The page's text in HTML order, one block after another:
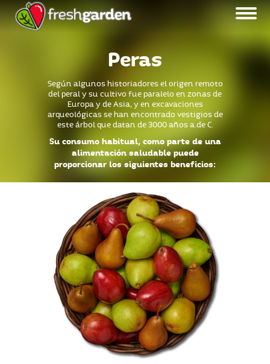
Peras
Según algunos historiadores el origen remoto
del peral y su cultivo fue paralelo en zonas de
Europa y de Asia, y en excavaciones
arqueológicas se han encontrado vestigios de
este árbol que datan de 3000 años a.de C.
Su consumo habitual, como parte de una
alimentación saludable puede
proporcionar los siguientes beneficios: